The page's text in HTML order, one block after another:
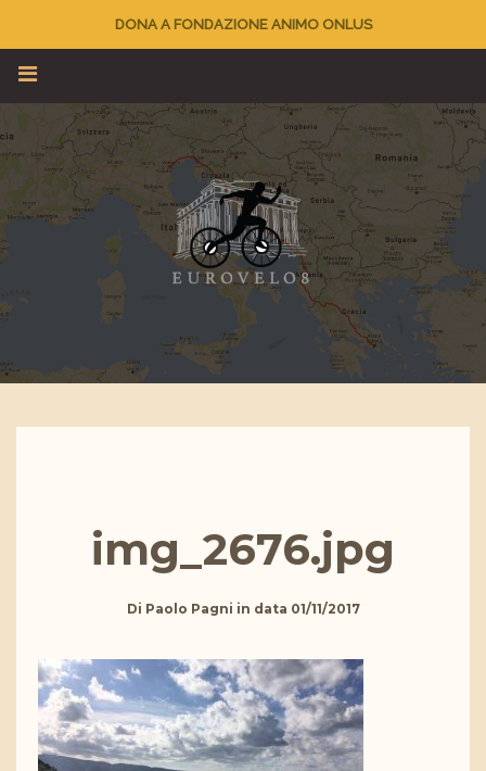
DONA A FONDAZIONE ANIMO ONLUS
img_2676.jpg
Di Paolo Pagni in data 01/11/2017